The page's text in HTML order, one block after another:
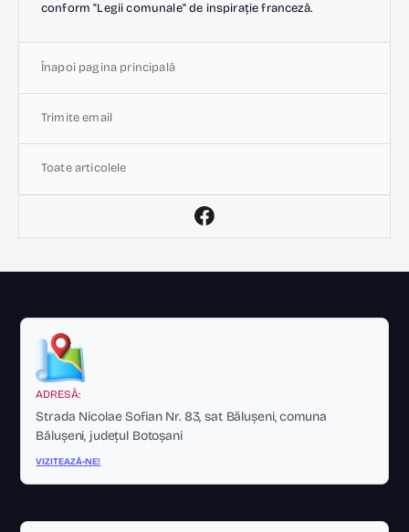
conform "Legii comunale" de inspirație franceză.
Înapoi pagina principală
Trimite email
Toate articolele
ADRESĂ:
Strada Nicolae Sofian Nr. 83, sat Bălușeni, comuna
Bălușeni, județul Botoșani
VIZITEAZĂ-NE!